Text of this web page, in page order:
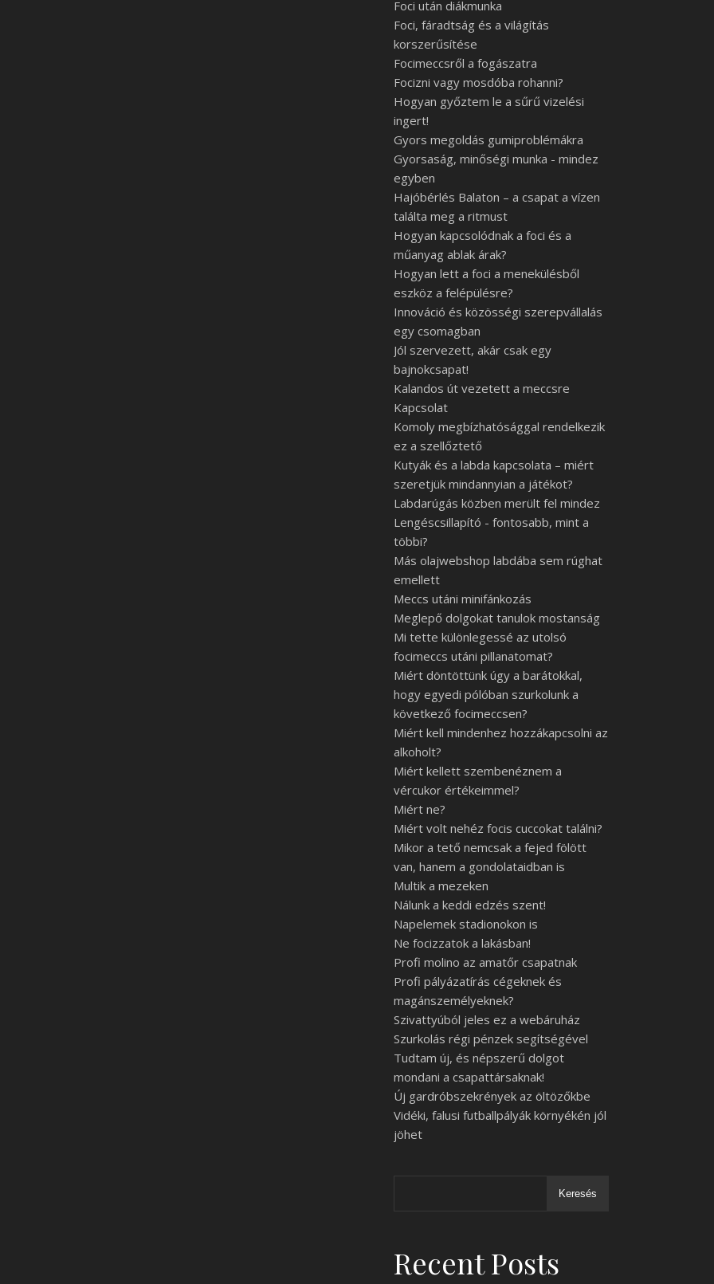
Foci után diákmunka
Foci, fáradtság és a világítás
korszerűsítése
Focimeccsről a fogászatra
Focizni vagy mosdóba rohanni?
Hogyan győztem le a sűrű vizelési
ingert!
Gyors megoldás gumiproblémákra
Gyorsaság, minőségi munka - mindez
egyben
Hajóbérlés Balaton – a csapat a vízen
találta meg a ritmust
Hogyan kapcsolódnak a foci és a
műanyag ablak árak?
Hogyan lett a foci a menekülésből
eszköz a felépülésre?
Innováció és közösségi szerepvállalás
egy csomagban
Jól szervezett, akár csak egy
bajnokcsapat!
Kalandos út vezetett a meccsre
Kapcsolat
Komoly megbízhatósággal rendelkezik
ez a szellőztető
Kutyák és a labda kapcsolata – miért
szeretjük mindannyian a játékot?
Labdarúgás közben merült fel mindez
Lengéscsillapító - fontosabb, mint a
többi?
Más olajwebshop labdába sem rúghat
emellett
Meccs utáni minifánkozás
Meglepő dolgokat tanulok mostanság
Mi tette különlegessé az utolsó
focimeccs utáni pillanatomat?
Miért döntöttünk úgy a barátokkal,
hogy egyedi pólóban szurkolunk a
következő focimeccsen?
Miért kell mindenhez hozzákapcsolni az
alkoholt?
Miért kellett szembenéznem a
vércukor értékeimmel?
Miért ne?
Miért volt nehéz focis cuccokat találni?
Mikor a tető nemcsak a fejed fölött
van, hanem a gondolataidban is
Multik a mezeken
Nálunk a keddi edzés szent!
Napelemek stadionokon is
Ne focizzatok a lakásban!
Profi molino az amatőr csapatnak
Profi pályázatírás cégeknek és
magánszemélyeknek?
Szivattyúból jeles ez a webáruház
Szurkolás régi pénzek segítségével
Tudtam új, és népszerű dolgot
mondani a csapattársaknak!
Új gardróbszekrények az öltözőkbe
Vidéki, falusi futballpályák környékén jól
jöhet
Keresés
Recent Posts